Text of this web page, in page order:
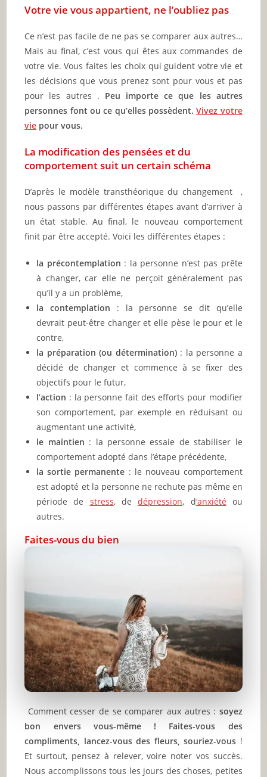
Votre vie vous appartient, ne l’oubliez pas
Ce n’est pas facile de ne pas se comparer aux autres…
Mais au final, c’est vous qui êtes aux commandes de
votre vie. Vous faites les choix qui guident votre vie et
les décisions que vous prenez sont pour vous et pas
pour les autres . Peu importe ce que les autres
personnes font ou ce qu’elles possèdent.Vivez votre
vie pour vous.
La modification des pensées et du
comportement suit un certain schéma
D’après le modèle transthéorique du changement ,
nous passons par différentes étapes avant d’arriver à
un état stable. Au final, le nouveau comportement
finit par être accepté. Voici les différentes étapes :
la précontemplation : la personne n’est pas prête
à changer, car elle ne perçoit généralement pas
qu’il y a un problème,
la contemplation : la personne se dit qu’elle
devrait peut-être changer et elle pèse le pour et le
contre,
la préparation (ou détermination): la personne a
décidé de changer et commence à se fixer des
objectifs pour le futur,
l’action : la personne fait des efforts pour modifier
son comportement, par exemple en réduisant ou
augmentant une activité,
le maintien : la personne essaie de stabiliser le
comportement adopté dans l’étape précédente,
la sortie permanente : le nouveau comportement
est adopté et la personne ne rechute pas même en
période de stress, dedépression, d‘anxiété ou
autres.
Faites-vous du bien
Comment cesser de se comparer aux autres : soyez
bon envers vous-même ! Faites-vous des
compliments, lancez-vous des fleurs, souriez-vous !
Et surtout, pensez à relever, voire noter vos succès.
Nous accomplissons tous les jours des choses, petites